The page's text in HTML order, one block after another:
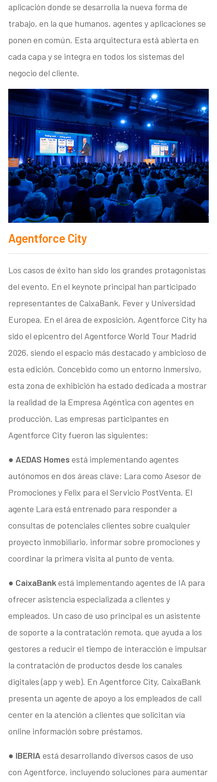
aplicación donde se desarrolla la nueva forma de
trabajo, en la que humanos, agentes y aplicaciones se
ponen en común. Esta arquitectura está abierta en
cada capa y se integra en todos los sistemas del
negocio del cliente.
Agentforce City
Los casos de éxito han sido los grandes protagonistas
del evento. En el keynote principal han participado
representantes de CaixaBank, Fever y Universidad
Europea. En el área de exposición, Agentforce City ha
sido el epicentro del Agentforce World Tour Madrid
2026, siendo el espacio más destacado y ambicioso de
esta edición. Concebido como un entorno inmersivo,
esta zona de exhibición ha estado dedicada a mostrar
la realidad de la Empresa Agéntica con agentes en
producción. Las empresas participantes en
Agentforce City fueron las siguientes:
● AEDAS Homes está implementando agentes
autónomos en dos áreas clave: Lara como Asesor de
Promociones y Felix para el Servicio PostVenta. El
agente Lara está entrenado para responder a
consultas de potenciales clientes sobre cualquier
proyecto inmobiliario, informar sobre promociones y
coordinar la primera visita al punto de venta.
● CaixaBankestá implementando agentes de IA para
ofrecer asistencia especializada a clientes y
empleados. Un caso de uso principal es un asistente
de soporte a la contratación remota, que ayuda a los
gestores a reducir el tiempo de interacción e impulsar
la contratación de productos desde los canales
digitales (app y web). En Agentforce City, CaixaBank
presenta un agente de apoyo a los empleados de call
center en la atención a clientes que solicitan vía
online información sobre préstamos.
● IBERIAestá desarrollando diversos casos de uso
con Agentforce, incluyendo soluciones para aumentar